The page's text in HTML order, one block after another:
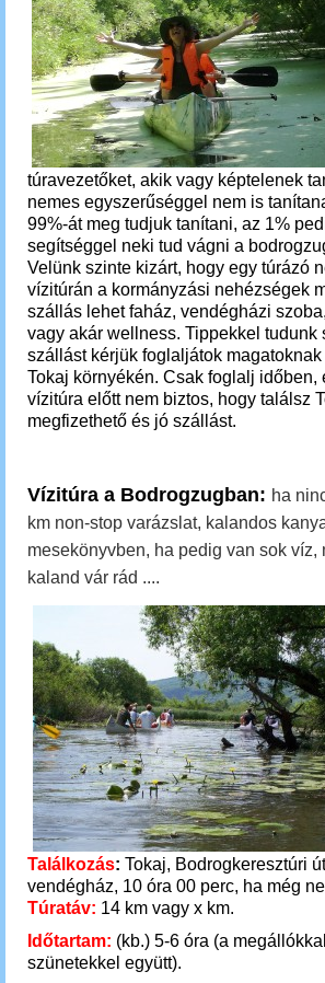
túravezetőket, akik vagy képtelenek
nemes egyszerűséggel nem is
99%-át meg tudjuk tanítani, az 1%
segítséggel neki tud vágni a
Velünk szinte kizárt, hogy egy túrázó
vízitúrán a kormányzási nehézségek
szállás lehet faház, vendégházi
vagy akár wellness. Tippekkel tudunk
szállást kérjük foglaljátok
Tokaj környékén. Csak foglalj időben,
vízitúra előtt nem biztos, hogy találsz
megfizethető és jó szállást.
Vízitúra a Bodrogzugban: ha
km non-stop varázslat, kalandos
mesekönyvben, ha pedig van sok víz,
kaland vár rád ....
Találkozás: Tokaj, Bodrogkeresztúri
vendégház, 10 óra 00 perc, ha még
Túratáv: 14 km vagy x km.
Időtartam: (kb.) 5-6 óra (a
szünetekkel együtt).